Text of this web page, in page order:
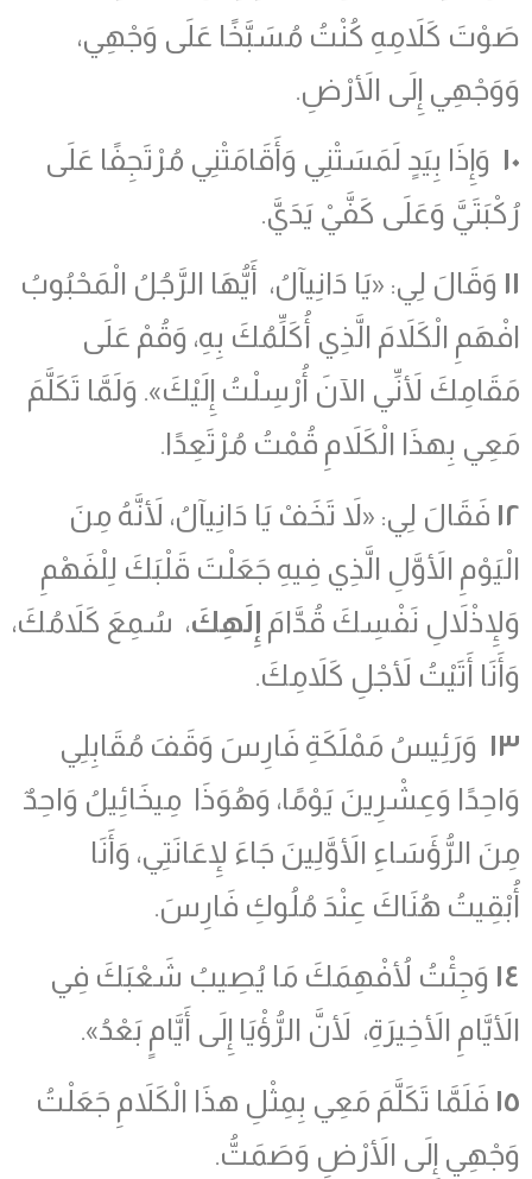
صَوْتَ كَلاَمِهِ كُنْتُ مُسَبَّخًا عَلَى وَجْهِي،
وَوَجْهِي إِلَى الأَرْضِ.
١٠ وَإِذَا بِيَدٍ لَمَسَتْنِي وَأَقَامَتْنِي مُرْتَجِفًا عَلَى
رُكْبَتَيَّ وَعَلَى كَفَّيْ يَدَيَّ.
١١ وَقَالَ لِي: «يَا دَانِيآلُ، أَيُّهَا الرَّجُلُ الْمَحْبُوبُ
افْهَمِ الْكَلاَمَ الَّذِي أُكَلِّمُكَ بِهِ، وَقُمْ عَلَى
مَقَامِكَ لأَنِّي الآنَ أُرْسِلْتُ إِلَيْكَ». وَلَمَّا تَكَلَّمَ
مَعِي بِهذَا الْكَلاَمِ قُمْتُ مُرْتَعِدًا.
١٢ فَقَالَ لِي: «لاَ تَخَفْ يَا دَانِيآلُ، لأَنَّهُ مِنَ
الْيَوْمِ الأَوَّلِ الَّذِي فِيهِ جَعَلْتَ قَلْبَكَ لِلْفَهْمِ
وَلإِذْلاَلِ نَفْسِكَ قُدَّامَ إِلَهِكَ، سُمِعَ كَلاَمُكَ،
وَأَنَا أَتَيْتُ لأَجْلِ كَلاَمِكَ.
١٣ وَرَئِيسُ مَمْلَكَةِ فَارِسَ وَقَفَ مُقَابِلِي
وَاحِدًا وَعِشْرِينَ يَوْمًا، وَهُوَذَا مِيخَائِيلُ وَاحِدٌ
مِنَ الرُّؤَسَاءِ الأَوَّلِينَ جَاءَ لإِعَانَتِي، وَأَنَا
أُبْقِيتُ هُنَاكَ عِنْدَ مُلُوكِ فَارِسَ.
١٤ وَجِئْتُ لأُفْهِمَكَ مَا يُصِيبُ شَعْبَكَ فِي
الأَيَّامِ الأَخِيرَةِ، لأَنَّ الرُّؤْيَا إِلَى أَيَّامٍ بَعْدُ».
١٥ فَلَمَّا تَكَلَّمَ مَعِي بِمِثْلِ هذَا الْكَلاَمِ جَعَلْتُ
وَجْهِي إِلَى الأَرْضِ وَصَمَتُّ.